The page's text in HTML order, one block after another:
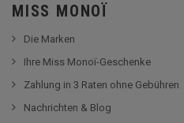
MISS MONOÏ
Die Marken
Ihre Miss Monoï-Geschenke
Zahlung in 3 Raten ohne Gebühren
Nachrichten & Blog